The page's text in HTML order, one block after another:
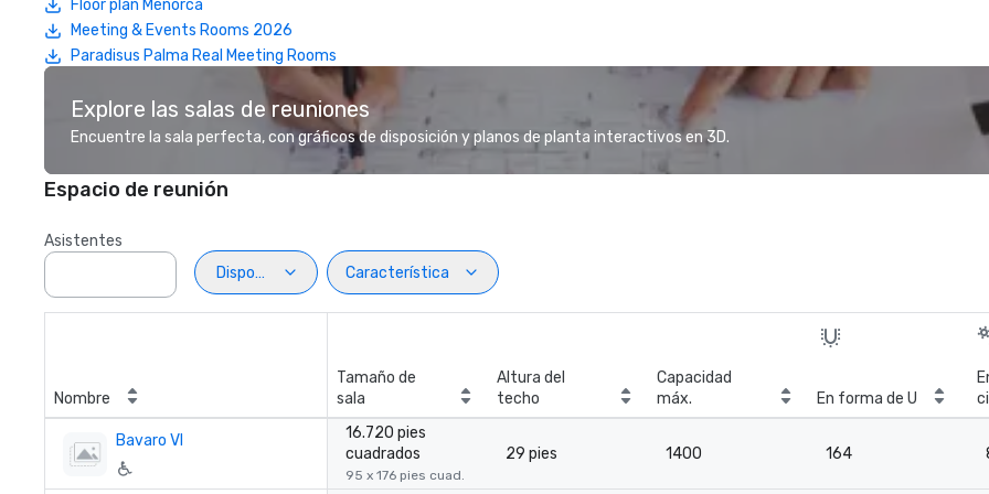
Floor plan Menorca
Meeting & Events Rooms 2026
Paradisus Palma Real Meeting Rooms
Explore las salas de reuniones
Encuentre la sala perfecta, con gráficos de disposición y planos de planta interactivos en 3D.
Espacio de reunión
Asistentes
Disposiciön
Característica
Nombre
Tamaño de
sala
Altura del
techo
Capacidad
máx.
En forma de U
Bavaro VI
16.720 pies
cuadrados
95 x 176 pies cuad.
29 pies 1400 164